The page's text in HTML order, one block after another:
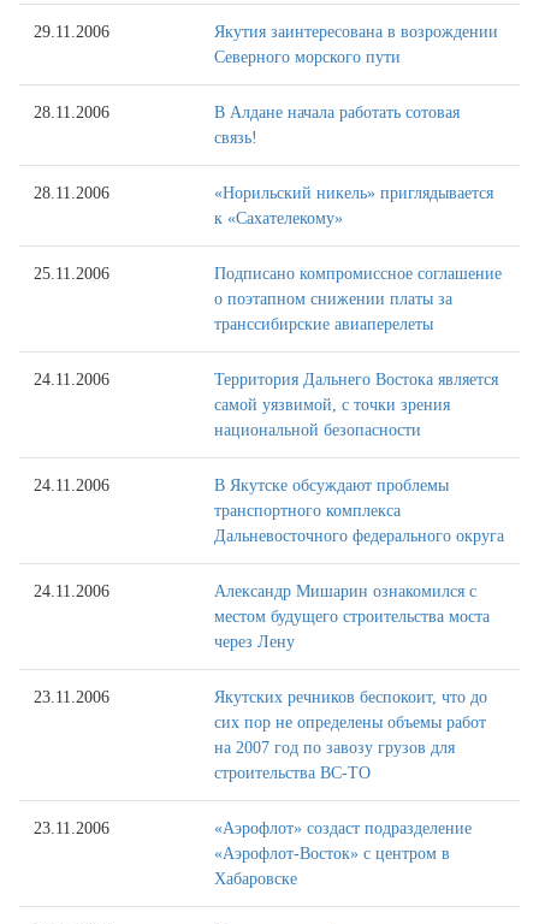
29.11.2006
Якутия заинтересована в возрождении
Северного морского пути
28.11.2006
В Алдане начала работать сотовая
связь!
28.11.2006
«Норильский никель» приглядывается
к «Сахателекому»
25.11.2006
Подписано компромиссное соглашение
о поэтапном снижении платы за
транссибирские авиаперелеты
24.11.2006
Территория Дальнего Востока является
самой уязвимой, с точки зрения
национальной безопасности
24.11.2006
В Якутске обсуждают проблемы
транспортного комплекса
Дальневосточного федерального округа
24.11.2006
Александр Мишарин ознакомился с
местом будущего строительства моста
через Лену
23.11.2006
Якутских речников беспокоит, что до
сих пор не определены объемы работ
на 2007 год по завозу грузов для
строительства ВС-ТО
23.11.2006
«Аэрофлот» создаст подразделение
«Аэрофлот-Восток» с центром в
Хабаровске